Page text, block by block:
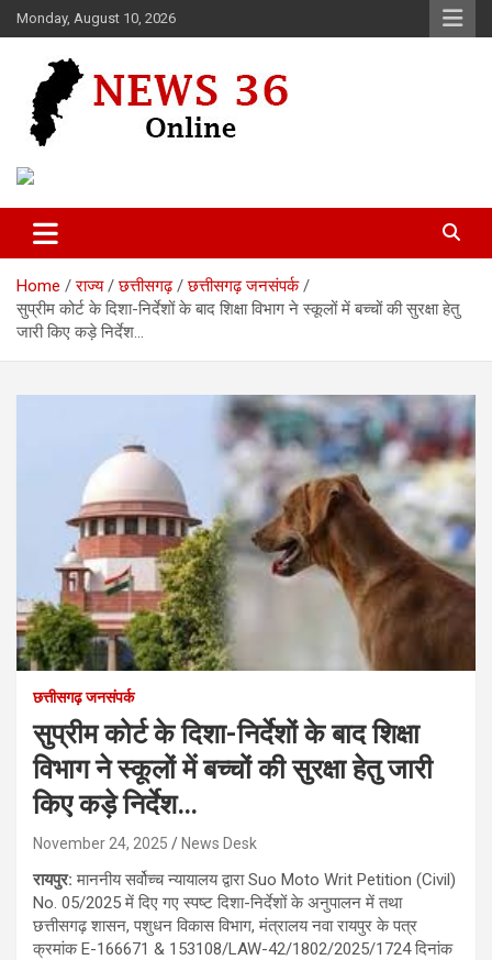
Skip
to
Monday, August 10, 2026
News 36
Home राज्य छत्तीसगढ़
छत्तीसगढ़ जनसंपर्क
सुप्रीम कोर्ट के दिशा-निर्देशों के बाद शिक्षा विभाग ने स्कूलों में बच्चों की सुरक्षा हेतु
जारी किए कड़े निर्देश…
छत्तीसगढ़ जनसंपर्क
सुप्रीम कोर्ट के दिशा-निर्देशों के बाद शिक्षा
विभाग ने स्कूलों में बच्चों की सुरक्षा हेतु जारी
किए कड़े निर्देश…
November 24, 2025 News Desk
रायपुर:माननीय सर्वोच्च न्यायालय द्वारा Suo Moto Writ Petition (Civil)
No. 05/2025 में दिए गए स्पष्ट दिशा-निर्देशों के अनुपालन में तथा
छत्तीसगढ़ शासन, पशुधन विकास विभाग, मंत्रालय नवा रायपुर के पत्र
क्रमांक E-166671 & 153108/LAW-42/1802/2025/1724 दिनांक